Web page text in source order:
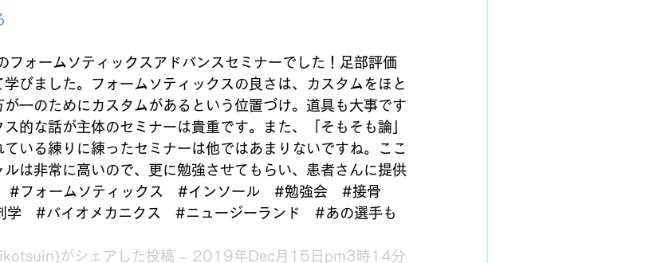
フォームソティックスアドバンスセミナーでした！足部評価
びました。フォームソティックスの良さは、カスタムをほと
一のためにカスタムがあるという位置づけ。道具も大事です
的な話が主体のセミナーは貴重です。また、「そもそも論」
いる練りに練ったセミナーは他ではあまりないですね。ここ
は非常に高いので、更に勉強させてもらい、患者さんに提供
#フォームソティックス　#インソール　#勉強会　#接骨
　#バイオメカニクス　#ニュージーランド　#あの選手も
がシェアした投稿 – 2019年Dec月15日pm3時14分